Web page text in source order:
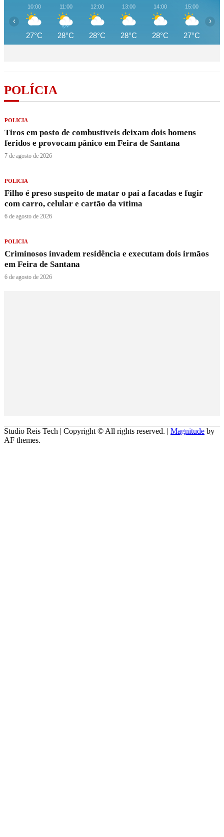
10:00
27°C
11:00
28°C
12:00
28°C
13:00
28°C
14:00
28°C
15:00
27°C
‹ ›
POLÍCIA
POLICIA
Tiros em posto de combustíveis deixam dois homens
feridos e provocam pânico em Feira de Santana
7 de agosto de 2026
POLICIA
Filho é preso suspeito de matar o pai a facadas e fugir
com carro, celular e cartão da vítima
6 de agosto de 2026
POLICIA
Criminosos invadem residência e executam dois irmãos
em Feira de Santana
6 de agosto de 2026
Studio Reis Tech | Copyright © All rights reserved. | Magnitude by
AF themes.